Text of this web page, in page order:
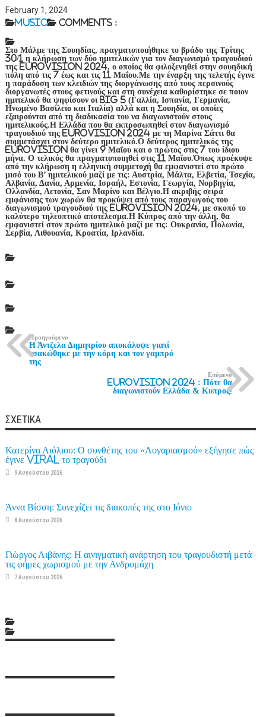
February 1, 2024
Music Comments :
Στο Μάλμε της Σουηδίας, πραγματοποιήθηκε το βράδυ της Τρίτης
30/1 η κλήρωση των δύο ημιτελικών για τον διαγωνισμό τραγουδιού
της Eurovision 2024, ο οποίος θα φιλοξενηθεί στην σουηδική
πόλη από τις 7 έως και τις 11 Μαΐου.Με την έναρξη της τελετής έγινε
η παράδοση των κλειδιών της διοργάνωσης από τους περσινούς
διοργανωτές στους φετινούς και στη συνέχεια καθορίστηκε σε ποιον
ημιτελικό θα ψηφίσουν οι Big 5 (Γαλλία, Ισπανία, Γερμανία,
Ηνωμένο Βασίλειο και Ιταλία) αλλά και η Σουηδία, οι οποίες
εξαιρούνται από τη διαδικασία του να διαγωνιστούν στους
ημιτελικούς.Η Ελλάδα που θα εκπροσωπηθεί στον διαγωνισμό
τραγουδιού της Eurovision 2024 με τη Μαρίνα Σάττι θα
συμμετάσχει στον δεύτερο ημιτελικό.Ο δεύτερος ημιτελικός της
Eurovision θα γίνει 9 Μαΐου και ο πρώτος στις 7 του ίδιου
μήνα. Ο τελικός θα πραγματοποιηθεί στις 11 Μαΐου.Όπως προέκυψε
από την κλήρωση η ελληνική συμμετοχή θα εμφανιστεί στο πρώτο
μισό του Β’ ημιτελικού μαζί με τις: Αυστρία, Μάλτα, Ελβετία, Τσεχία,
Αλβανία, Δανία, Αρμενία, Ισραήλ, Εστονία, Γεωργία, Νορβηγία,
Ολλανδία, Λετονία, Σαν Μαρίνο και Βέλγιο.Η ακριβής σειρά
εμφάνισης των χωρών θα προκύψει από τους παραγωγούς του
διαγωνισμού τραγουδιού της Eurovision 2024, με σκοπό το
καλύτερο τηλεοπτικό αποτέλεσμα.Η Κύπρος από την άλλη, θα
εμφανιστεί στον πρώτο ημιτελικό μαζί με τις: Ουκρανία, Πολωνία,
Σερβία, Λιθουανία, Κροατία, Ιρλανδία.
Προηγούμενο
Η Άντζελα Δημητρίου αποκάλυψε γιατί
τσακώθηκε με την κόρη και τον γαμπρό
της
Επόμενο
Eurovision 2024 : Πότε θα
διαγωνιστούν Ελλάδα & Κυπρος!
ΣΧΕΤΙΚΆ
Κατερίνα Λιόλιου: Ο συνθέτης του «Λογαριασμού» εξήγησε πώς
έγινε viral το τραγούδι
9 Αυγούστου 2026
Άννα Βίσση: Συνεχίζει τις διακοπές της στο Ιόνιο
8 Αυγούστου 2026
Γιώργος Λιβάνης: Η αινιγματική ανάρτηση του τραγουδιστή μετά
τις φήμες χωρισμού με την Ανδρομάχη
7 Αυγούστου 2026